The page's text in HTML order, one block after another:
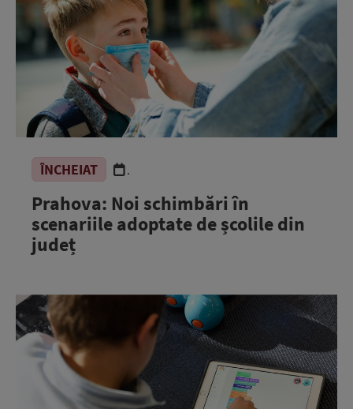
ÎNCHEIAT .
Prahova: Noi schimbări în
scenariile adoptate de școlile din
județ